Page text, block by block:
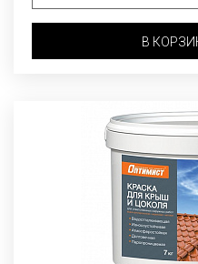
В